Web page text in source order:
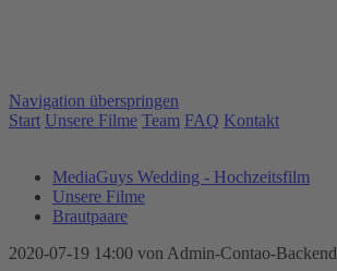
Navigation überspringen
Start Unsere Filme Team FAQ Kontakt
MediaGuys Wedding - Hochzeitsfilm
Unsere Filme
Brautpaare
2020-07-19 14:00 von Admin-Contao-Backend